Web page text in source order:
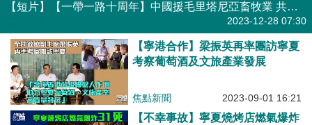
【短片】【一帶一路十周年】中國援毛里塔尼亞畜牧業 共享經驗技術創造沙漠奇跡
2023-12-28 07:30
【寧港合作】梁振英再率團訪寧夏
考察葡萄酒及文旅產業發展
焦點新聞 2023-09-01 16:21
【不幸事故】寧夏燒烤店燃氣爆炸